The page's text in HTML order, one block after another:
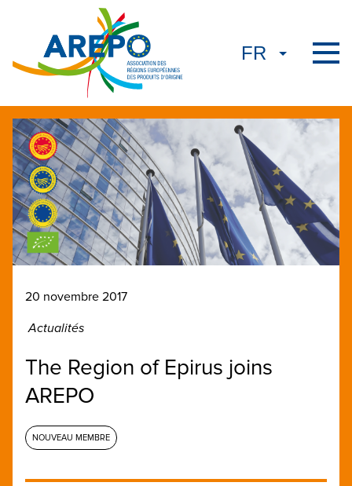
20 novembre 2017
Actualités
The Region of Epirus joins
AREPO
NOUVEAU MEMBRE